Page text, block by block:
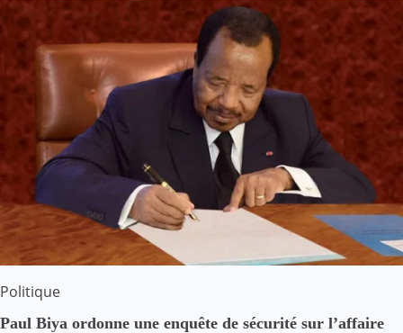
Politique
Paul Biya ordonne une enquête de sécurité sur l’affaire